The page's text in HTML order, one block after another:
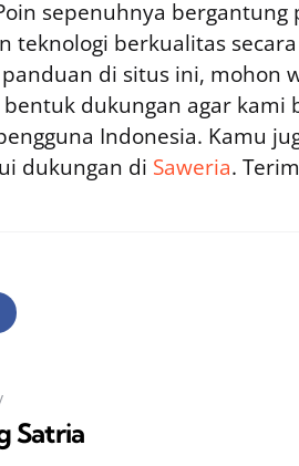
sepenuhnya
teknologi berkualitas
di situs ini, mohon
bentuk dukungan agar
Indonesia. Kamu
dukungan di Saweria.
Satria